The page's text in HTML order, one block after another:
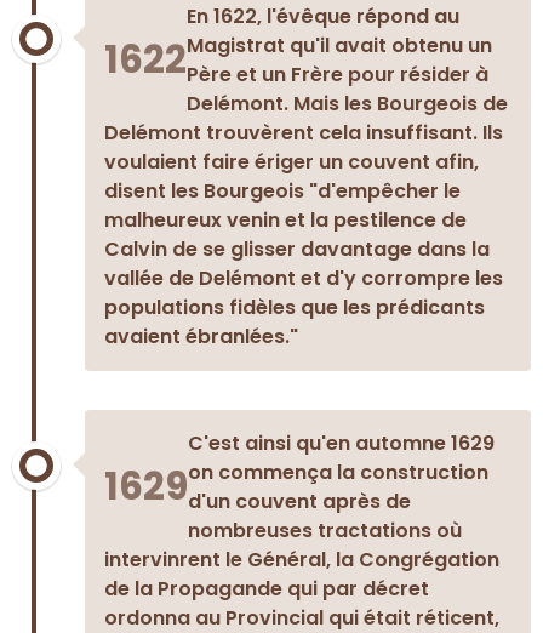
1622
En 1622, l'évêque répond au
Magistrat qu'il avait obtenu un
Père et un Frère pour résider à
Delémont. Mais les Bourgeois de
Delémont trouvèrent cela insuffisant. Ils
voulaient faire ériger un couvent afin,
disent les Bourgeois "d'empêcher le
malheureux venin et la pestilence de
Calvin de se glisser davantage dans la
vallée de Delémont et d'y corrompre les
populations fidèles que les prédicants
avaient ébranlées."
1629
C'est ainsi qu'en automne 1629
on commença la construction
d'un couvent après de
nombreuses tractations où
intervinrent le Général, la Congrégation
de la Propagande qui par décret
ordonna au Provincial qui était réticent,